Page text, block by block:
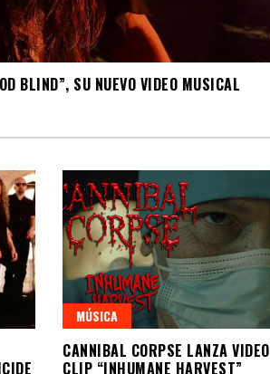
BLIND”, SU NUEVO VIDEO MUSICAL
MÚSICA
CANNIBAL CORPSE LANZA VIDEO
CLIP “INHUMANE HARVEST”